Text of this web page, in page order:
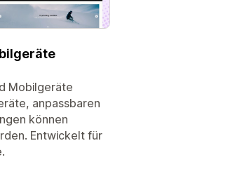
Mobilgeräte
anpassbaren
können
Entwickelt für